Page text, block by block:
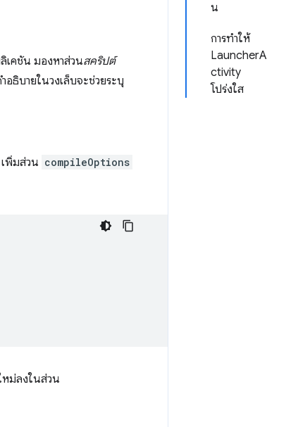
น
การทําให้
LauncherA
ctivity
โปร่งใส
เคชัน มองหาส่วนสคริปต์
อธิบายในวงเล็บจะช่วยระบุ
พิ่มส่วน compileOptions
หม่ลงในส่วน